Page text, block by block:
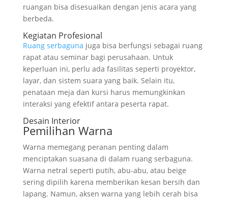
ruangan bisa disesuaikan dengan jenis acara yang
berbeda.
Kegiatan Profesional
Ruang serbaguna juga bisa berfungsi sebagai ruang
rapat atau seminar bagi perusahaan. Untuk
keperluan ini, perlu ada fasilitas seperti proyektor,
layar, dan sistem suara yang baik. Selain itu,
penataan meja dan kursi harus memungkinkan
interaksi yang efektif antara peserta rapat.
Desain Interior
Pemilihan Warna
Warna memegang peranan penting dalam
menciptakan suasana di dalam ruang serbaguna.
Warna netral seperti putih, abu-abu, atau beige
sering dipilih karena memberikan kesan bersih dan
lapang. Namun, aksen warna yang lebih cerah bisa